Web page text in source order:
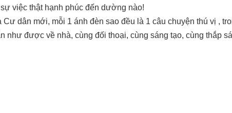
việc thật hạnh phúc đến dường nào!
dân mới, mỗi 1 ánh đèn sao đều là 1 câu chuyện thú vị ,
được về nhà, cùng đối thoại, cùng sáng tạo, cùng thắp